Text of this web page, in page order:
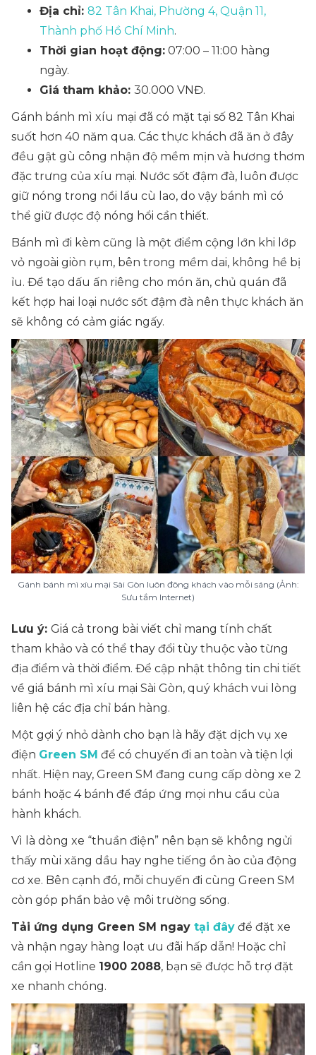
Địa chỉ: 82 Tân Khai, Phường 4, Quận 11,
Thành phố Hồ Chí Minh.
Thời gian hoạt động: 07:00 – 11:00 hàng
ngày.
Giá tham khảo: 30.000 VNĐ.
Gánh bánh mì xíu mại đã có mặt tại số 82 Tân Khai
suốt hơn 40 năm qua. Các thực khách đã ăn ở đây
đều gật gù công nhận độ mềm mịn và hương thơm
đặc trưng của xíu mại. Nước sốt đậm đà, luôn được
giữ nóng trong nồi lẩu cù lao, do vậy bánh mì có
thể giữ được độ nóng hổi cần thiết.
Bánh mì đi kèm cũng là một điểm cộng lớn khi lớp
vỏ ngoài giòn rụm, bên trong mềm dai, không hề bị
ỉu. Để tạo dấu ấn riêng cho món ăn, chủ quán đã
kết hợp hai loại nước sốt đậm đà nên thực khách ăn
sẽ không có cảm giác ngấy.
Gánh bánh mì xíu mại Sài Gòn luôn đông khách vào mỗi sáng (Ảnh:
Sưu tầm Internet)
Lưu ý: Giá cả trong bài viết chỉ mang tính chất
tham khảo và có thể thay đổi tùy thuộc vào từng
địa điểm và thời điểm. Để cập nhật thông tin chi tiết
về giá bánh mì xíu mại Sài Gòn, quý khách vui lòng
liên hệ các địa chỉ bán hàng.
Một gợi ý nhỏ dành cho bạn là hãy đặt dịch vụ xe
điện Green SM để có chuyến đi an toàn và tiện lợi
nhất. Hiện nay, Green SM đang cung cấp dòng xe 2
bánh hoặc 4 bánh để đáp ứng mọi nhu cầu của
hành khách.
Vì là dòng xe “thuần điện” nên bạn sẽ không ngửi
thấy mùi xăng dầu hay nghe tiếng ồn ào của động
cơ xe. Bên cạnh đó, mỗi chuyến đi cùng Green SM
còn góp phần bảo vệ môi trường sống.
Tải ứng dụng Green SM ngay tại đây để đặt xe
và nhận ngay hàng loạt ưu đãi hấp dẫn! Hoặc chỉ
cần gọi Hotline 1900 2088, bạn sẽ được hỗ trợ đặt
xe nhanh chóng.